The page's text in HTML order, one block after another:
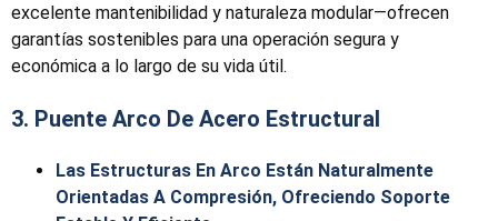
excelente mantenibilidad y naturaleza modular—ofrecen
garantías sostenibles para una operación segura y
económica a lo largo de su vida útil.
3. Puente Arco De Acero Estructural
Las Estructuras En Arco Están Naturalmente
Orientadas A Compresión, Ofreciendo Soporte